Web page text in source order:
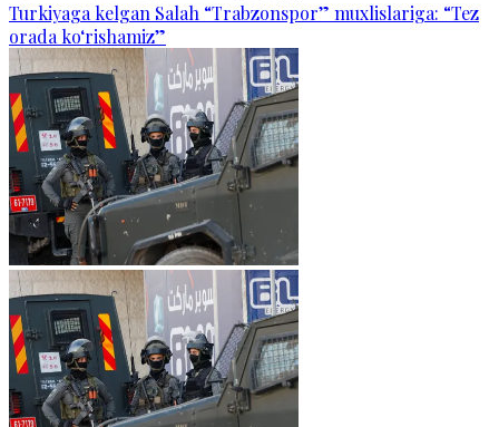
Turkiyaga kelgan Salah “Trabzonspor” muxlislariga: “Tez
orada ko‘rishamiz”